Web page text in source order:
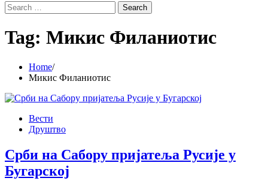
Search
for:
Tag: Микис Филаниотис
Home
Микис Филаниотис
Вести
Друштво
Срби на Сабору пријатеља Русије у
Бугарској